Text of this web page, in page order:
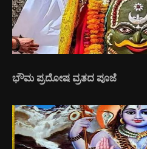
ಭೌಮ ಪ್ರದೋಷ ವ್ರತದ ಪೂಜೆ